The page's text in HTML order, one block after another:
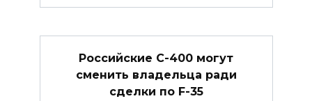
Российские С-400 могут
сменить владельца ради
сделки по F-35